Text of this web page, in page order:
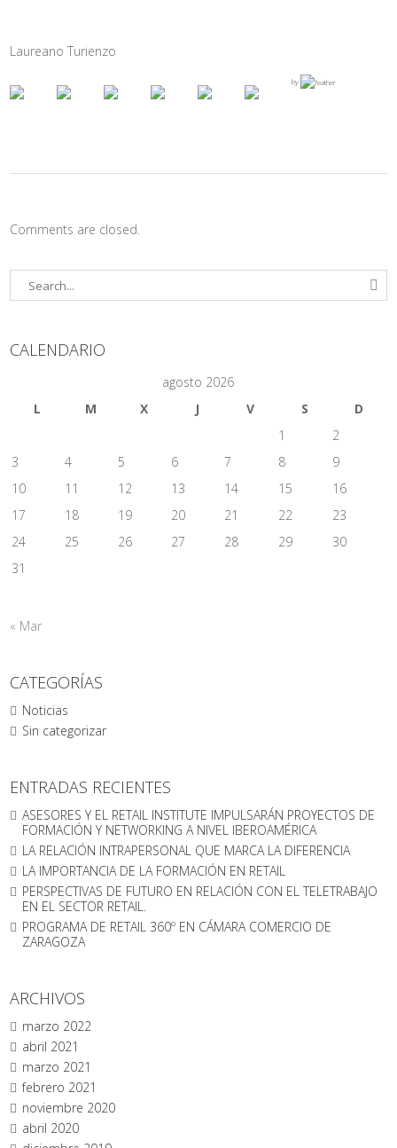
Laureano Turienzo
by
Comments are closed.
CALENDARIO
agosto 2026
L
M X J V S
D
1
2
3
4 5 6 7 8
9
10
11 12 13 14 15
16
17
18 19 20 21 22
23
24
25 26 27 28 29
30
31
« Mar
CATEGORÍAS
Noticias
Sin categorizar
ENTRADAS RECIENTES
ASESORES Y EL RETAIL INSTITUTE IMPULSARÁN PROYECTOS DE
FORMACIÓN Y NETWORKING A NIVEL IBEROAMÉRICA
LA RELACIÓN INTRAPERSONAL QUE MARCA LA DIFERENCIA
LA IMPORTANCIA DE LA FORMACIÓN EN RETAIL
PERSPECTIVAS DE FUTURO EN RELACIÓN CON EL TELETRABAJO
EN EL SECTOR RETAIL.
PROGRAMA DE RETAIL 360º EN CÁMARA COMERCIO DE
ZARAGOZA
ARCHIVOS
marzo 2022
abril 2021
marzo 2021
febrero 2021
noviembre 2020
abril 2020